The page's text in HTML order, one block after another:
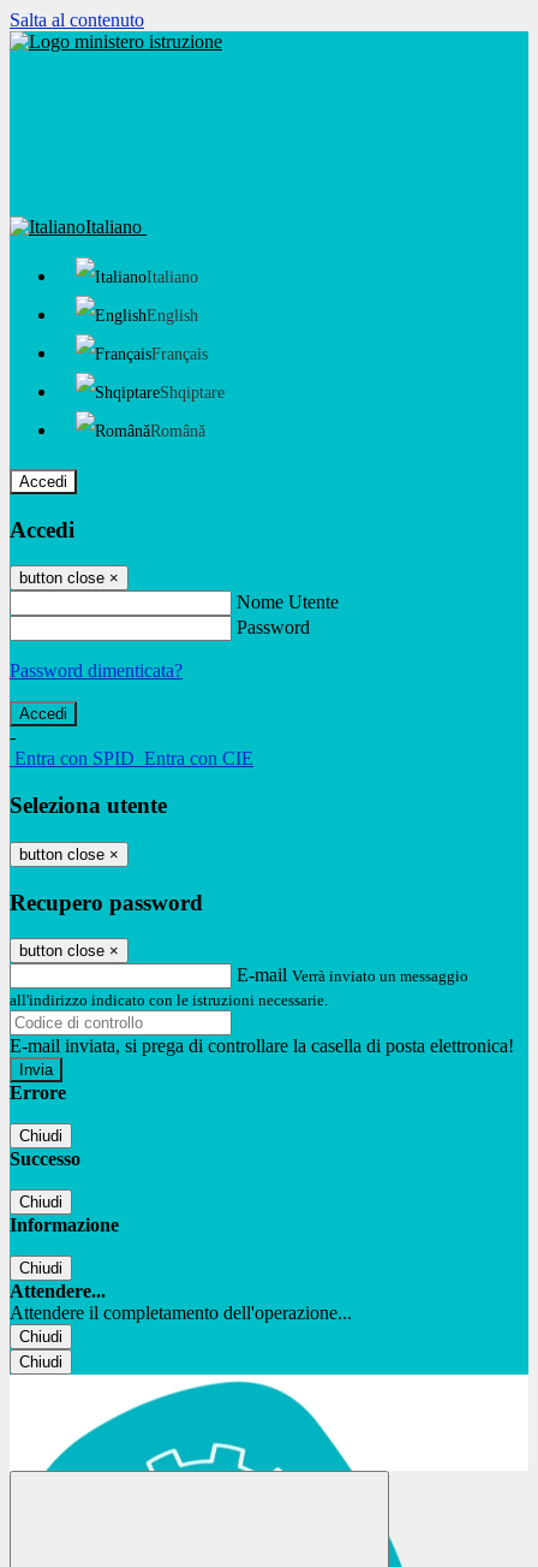
Salta al contenuto
Italiano
Italiano
English
Français
Shqiptare
Română
Accedi
Accedi
button close ×
Nome Utente
Password
Password dimenticata?
-
Entra con SPID Entra con CIE
Seleziona utente
button close ×
Recupero password
button close ×
E-mail Verrà inviato un messaggio
all'indirizzo indicato con le istruzioni necessarie.
E-mail inviata, si prega di controllare la casella di posta elettronica!
Errore
Chiudi
Successo
Chiudi
Informazione
Chiudi
Attendere...
Attendere il completamento dell'operazione...
Chiudi
Chiudi